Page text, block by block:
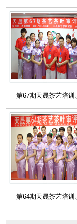
第67期天晟茶艺培训
第64期天晟茶艺培训